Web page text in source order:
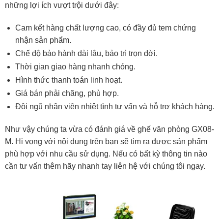
những lợi ích vượt trội dưới đây:
Cam kết hàng chất lượng cao, có đầy đủ tem chứng
nhận sản phẩm.
Chế độ bảo hành dài lâu, bảo trì trọn đời.
Thời gian giao hàng nhanh chóng.
Hình thức thanh toán linh hoạt.
Giá bán phải chăng, phù hợp.
Đội ngũ nhân viên nhiệt tình tư vấn và hỗ trợ khách hàng.
Như vậy chúng ta vừa có đánh giá về ghế văn phòng GX08-
M. Hi vọng với nội dung trên bạn sẽ tìm ra được sản phẩm
phù hợp với nhu cầu sử dụng. Nếu có bất kỳ thông tin nào
cần tư vấn thêm hãy nhanh tay liên hệ với chúng tôi ngay.